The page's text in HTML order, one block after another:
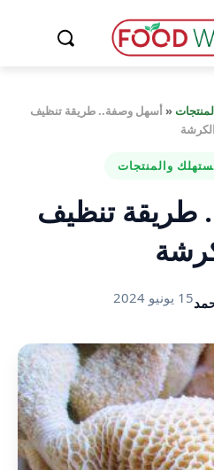
«أسهل وصفة.. طريقة تنظيف
الكرشة
والمنتجات
طريقة تنظيف
15 يونيو 2024